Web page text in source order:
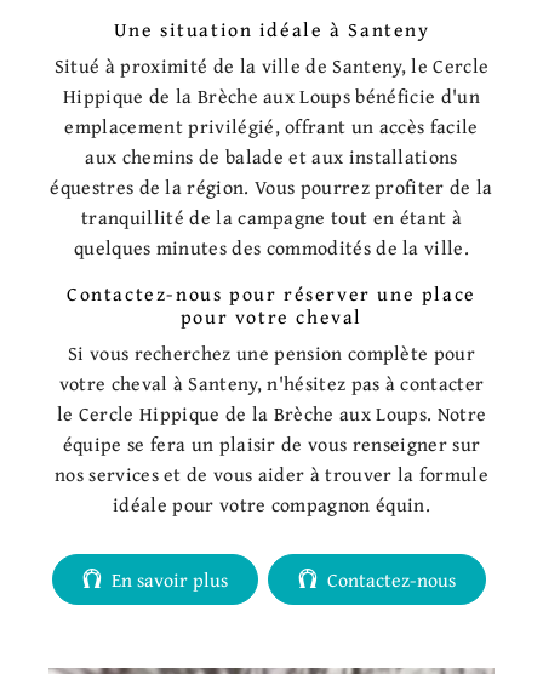
Une situation idéale à Santeny
Situé à proximité de la ville de Santeny, le Cercle
Hippique de la Brèche aux Loups bénéficie d'un
emplacement privilégié, offrant un accès facile
aux chemins de balade et aux installations
équestres de la région. Vous pourrez profiter de la
tranquillité de la campagne tout en étant à
quelques minutes des commodités de la ville.
Contactez-nous pour réserver une place
pour votre cheval
Si vous recherchez une pension complète pour
votre cheval à Santeny, n'hésitez pas à contacter
le Cercle Hippique de la Brèche aux Loups. Notre
équipe se fera un plaisir de vous renseigner sur
nos services et de vous aider à trouver la formule
idéale pour votre compagnon équin.
En savoir plus Contactez-nous